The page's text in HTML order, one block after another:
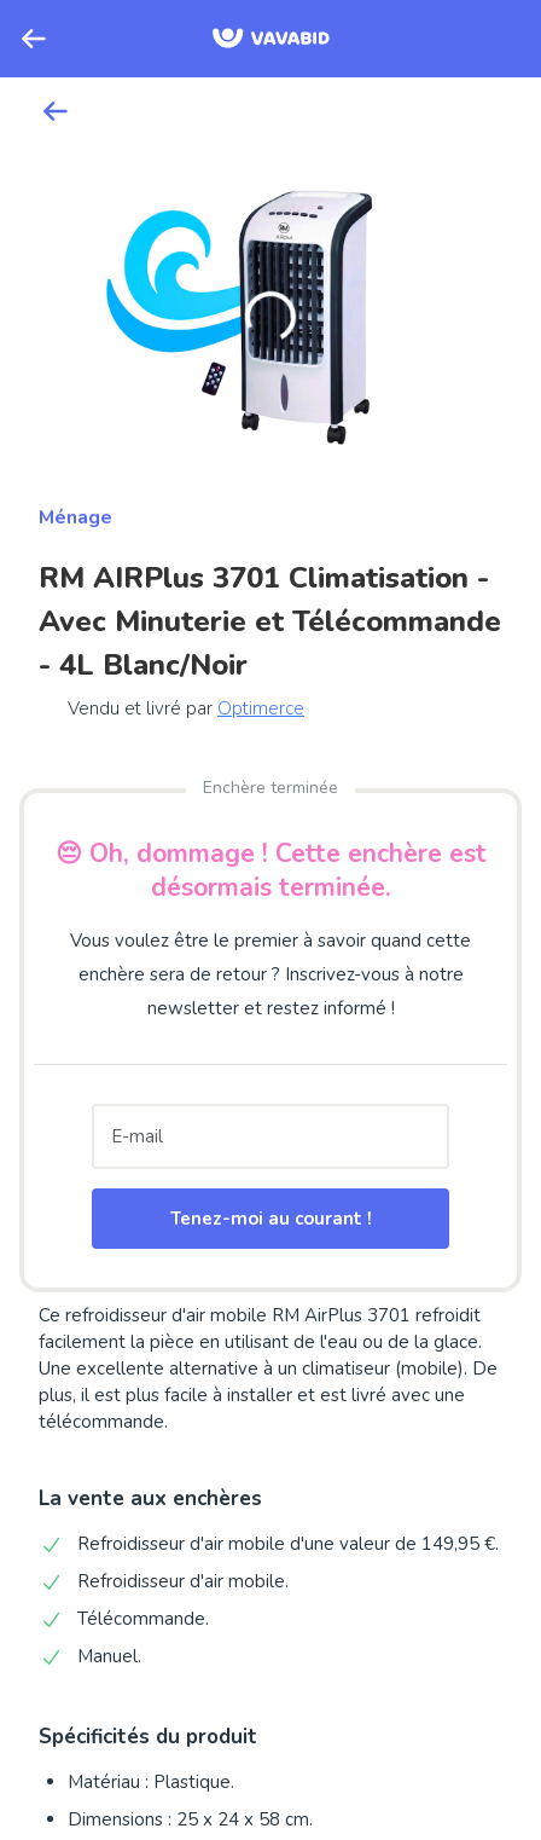
Ménage
RM AIRPlus 3701 Climatisation -
Avec Minuterie et Télécommande
- 4L Blanc/Noir
Vendu et livré par Optimerce
Enchère terminée
😔 Oh, dommage ! Cette enchère est
désormais terminée.
Vous voulez être le premier à savoir quand cette
enchère sera de retour ? Inscrivez-vous à notre
newsletter et restez informé !
Tenez-moi au courant !
Ce refroidisseur d'air mobile RM AirPlus 3701 refroidit
facilement la pièce en utilisant de l'eau ou de la glace.
Une excellente alternative à un climatiseur (mobile). De
plus, il est plus facile à installer et est livré avec une
télécommande.
La vente aux enchères
Refroidisseur d'air mobile d'une valeur de 149,95 €.
Refroidisseur d'air mobile.
Télécommande.
Manuel.
Spécificités du produit
Matériau : Plastique.
Dimensions : 25 x 24 x 58 cm.